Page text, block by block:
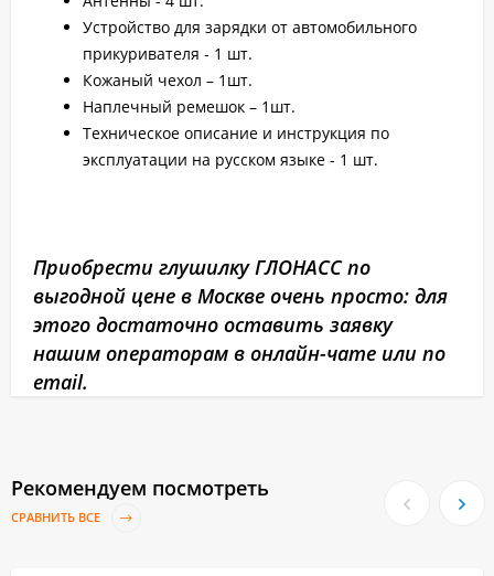
Устройство для зарядки от автомобильного
прикуривателя - 1 шт.
Кожаный чехол – 1шт.
Наплечный ремешок – 1шт.
Техническое описание и инструкция по
эксплуатации на русском языке - 1 шт.
Приобрести глушилку ГЛОНАСС по
выгодной цене в Москве очень просто: для
этого достаточно оставить заявку
нашим операторам в онлайн-чате или по
email.
Рекомендуем посмотреть
СРАВНИТЬ ВСЕ